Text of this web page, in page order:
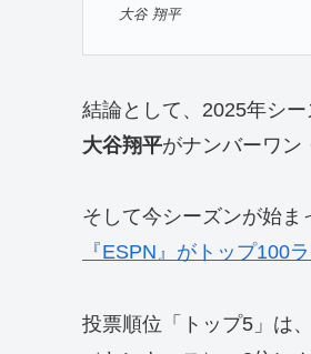
大谷 翔平
結論として、2025年シ
大谷翔平がナンバーワン
そして今シーズンが始
『ESPN』がトップ100
投票順位「トップ5」は